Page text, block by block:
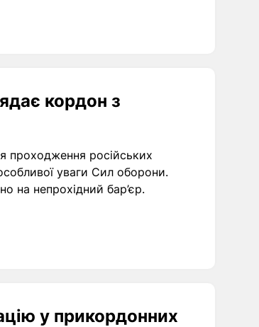
кордон з
проходження російських
уваги Сил оборони.
на непрохідний бар’єр.
у прикордонних